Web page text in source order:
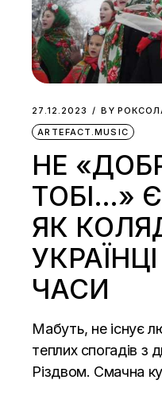
27.12.2023 BY
ARTEFACT.MUSIC
НЕ
ТОБІ…»
ЯК
УКРАЇНЦІ
ЧАСИ
Мабуть, не існує
теплих спогадів з
Різдвом. Смачна